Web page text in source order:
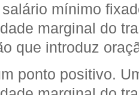
mínimo
marginal do
que introduz
ponto positivo.